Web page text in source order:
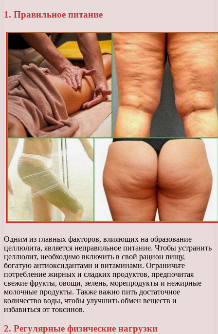
1. Правильное питание
Одним из главных факторов, влияющих на образование
целлюлита, является неправильное питание. Чтобы устранить
целлюлит, необходимо включить в свой рацион пищу,
богатую антиоксидантами и витаминами. Ограничьте
потребление жирных и сладких продуктов, предпочитая
свежие фрукты, овощи, зелень, морепродукты и нежирные
молочные продукты. Также важно пить достаточное
количество воды, чтобы улучшить обмен веществ и
избавиться от токсинов.
2. Регулярные физические нагрузки